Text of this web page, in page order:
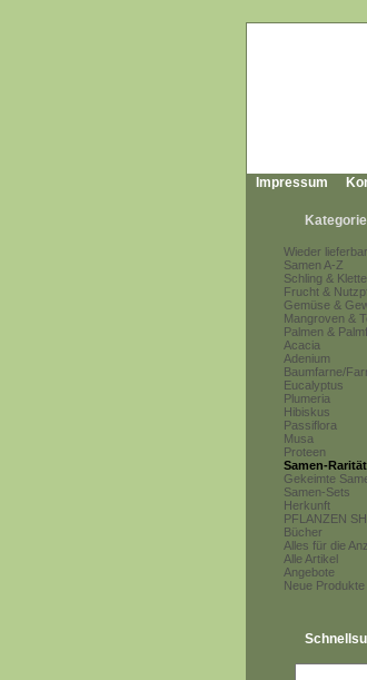
Impressum
Wieder
Samen A-Z
Schling &
Frucht &
Gemüse &
Mangroven &
Palmen &
Acacia
Adenium
Baumfarne/
Eucalyptus
Plumeria
Hibiskus
Passiflora
Musa
Proteen
Samen-
Gekeimte
Samen-Sets
Herkunft
PFLANZEN
Bücher
Alles für die
Alle Artikel
Angebote
Neue Produkte